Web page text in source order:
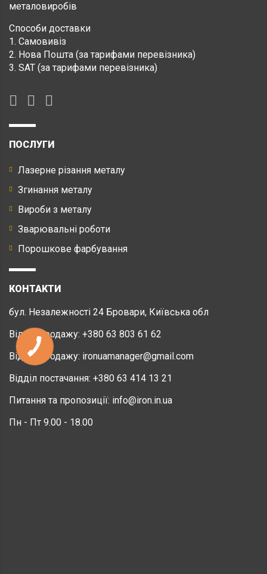
металовиробів
Способи доставки
1. Самовивіз
2. Нова Пошта (за тарифами перевізника)
3. SAT (за тарифами перевізника)
ПОСЛУГИ
Лазерне різання металу
Згинання металу
Вироби з металу
Зварювальні роботи
Порошкове фарбування
КОНТАКТИ
бул. Незалежності 24 Бровари, Київська обл
Відділ продажу: +380 63 803 61 62
Відділ продажу: ironuamanager@gmail.com
Відділ постачання: +380 63 414 13 21
Питання та пропозиції: info@iron.in.ua
Пн - Пт 9.00 - 18.00